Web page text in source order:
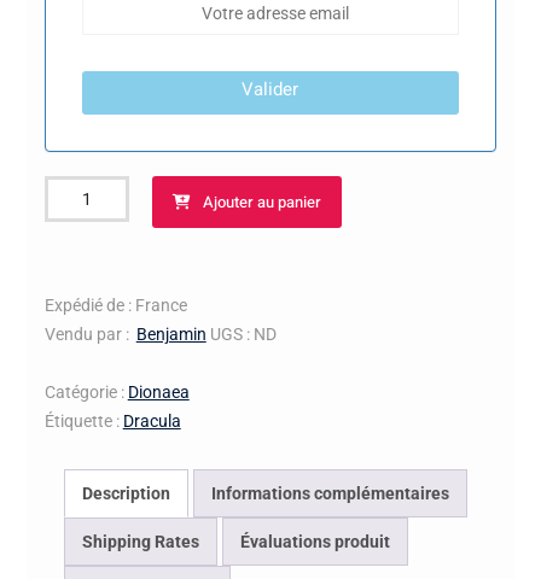
Valider
quantité
de
Ajouter au panier
Expédié de : France
Vendu par : Benjamin UGS : ND
Catégorie : Dionaea
Étiquette : Dracula
Description Informations complémentaires
Shipping Rates Évaluations produit